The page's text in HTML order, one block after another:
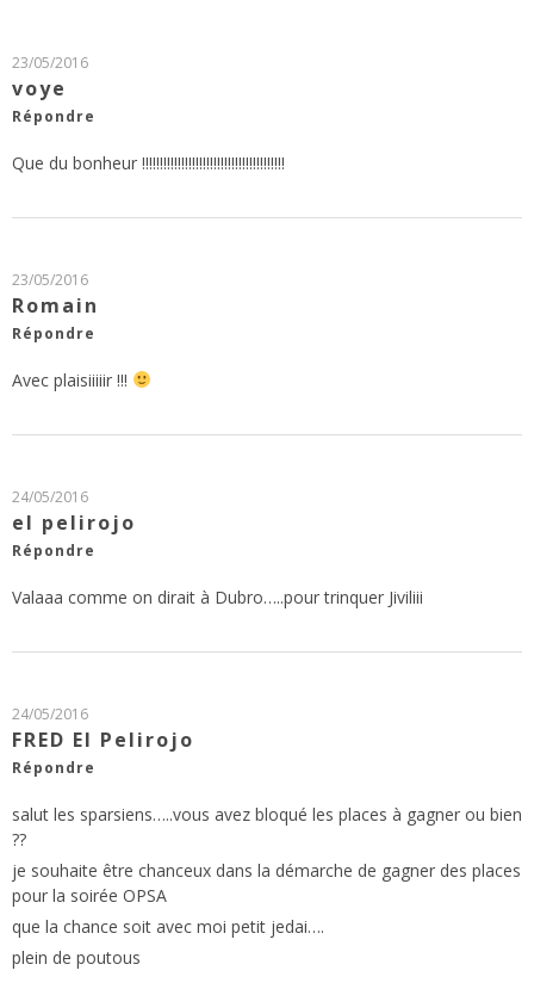
23/05/2016
voye
Répondre
Que du bonheur !!!!!!!!!!!!!!!!!!!!!!!!!!!!!!!!!!!!!!!!
23/05/2016
Romain
Répondre
Avec plaisiiiiir !!!
24/05/2016
el pelirojo
Répondre
Valaaa comme on dirait à Dubro…..pour trinquer Jiviliii
24/05/2016
FRED El Pelirojo
Répondre
salut les sparsiens…..vous avez bloqué les places à gagner ou bien
??
je souhaite être chanceux dans la démarche de gagner des places
pour la soirée OPSA
que la chance soit avec moi petit jedai….
plein de poutous